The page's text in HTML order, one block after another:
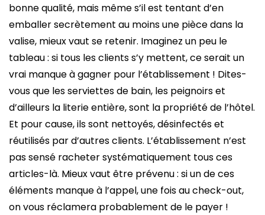
bonne qualité, mais même s’il est tentant d’en
emballer secrètement au moins une pièce dans la
valise, mieux vaut se retenir. Imaginez un peu le
tableau : si tous les clients s’y mettent, ce serait un
vrai manque à gagner pour l’établissement ! Dites-
vous que les serviettes de bain, les peignoirs et
d’ailleurs la literie entière, sont la propriété de l’hôtel.
Et pour cause, ils sont nettoyés, désinfectés et
réutilisés par d’autres clients. L’établissement n’est
pas sensé racheter systématiquement tous ces
articles-là. Mieux vaut être prévenu : si un de ces
éléments manque à l’appel, une fois au check-out,
on vous réclamera probablement de le payer !